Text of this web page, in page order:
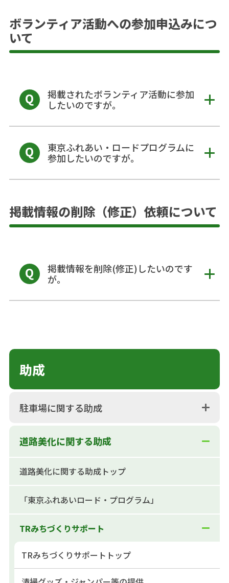
ボランティア活動への参加申込みにつ
いて
掲載されたボランティア活動に参加
したいのですが。
東京ふれあい・ロードプログラムに
参加したいのですが。
掲載情報の削除（修正）依頼について
掲載情報を削除(修正)したいのです
が。
助成
駐車場に関する助成
道路美化に関する助成
道路美化に関する助成トップ
「東京ふれあいロード・プログラム」
TRみちづくりサポート
TRみちづくりサポートトップ